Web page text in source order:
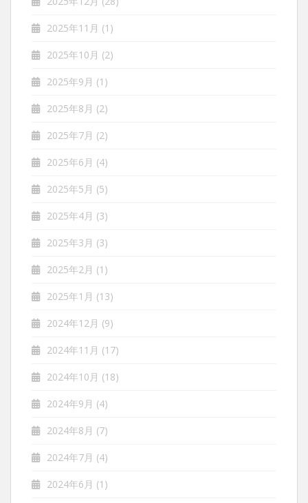
2025年11月 (1)
2025年10月 (2)
2025年9月 (1)
2025年8月 (2)
2025年7月 (2)
2025年6月 (4)
2025年5月 (5)
2025年4月 (3)
2025年3月 (3)
2025年2月 (1)
2025年1月 (13)
2024年12月 (9)
2024年11月 (17)
2024年10月 (18)
2024年9月 (4)
2024年8月 (7)
2024年7月 (4)
2024年6月 (1)